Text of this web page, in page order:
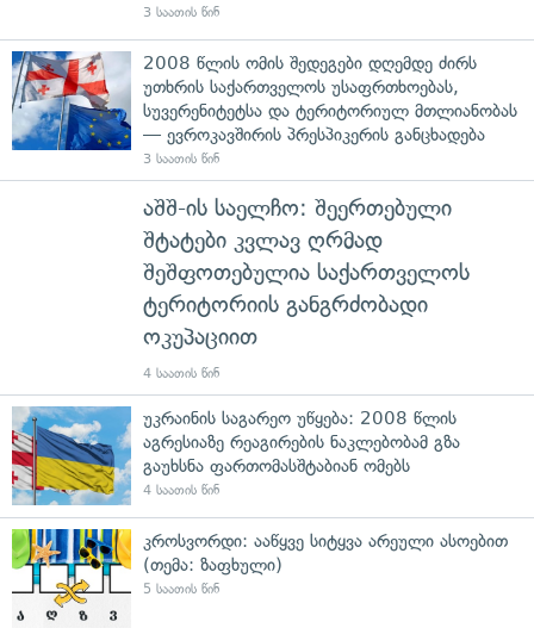
3 საათის წინ
2008 წლის ომის შედეგები დღემდე ძირს
უთხრის საქართველოს უსაფრთხოებას,
სუვერენიტეტსა და ტერიტორიულ მთლიანობას
— ევროკავშირის პრესპიკერის განცხადება
3 საათის წინ
აშშ-ის საელჩო: შეერთებული
შტატები კვლავ ღრმად
შეშფოთებულია საქართველოს
ტერიტორიის განგრძობადი
ოკუპაციით
4 საათის წინ
უკრაინის საგარეო უწყება: 2008 წლის
აგრესიაზე რეაგირების ნაკლებობამ გზა
გაუხსნა ფართომასშტაბიან ომებს
4 საათის წინ
კროსვორდი: ააწყვე სიტყვა არეული ასოებით
(თემა: ზაფხული)
5 საათის წინ